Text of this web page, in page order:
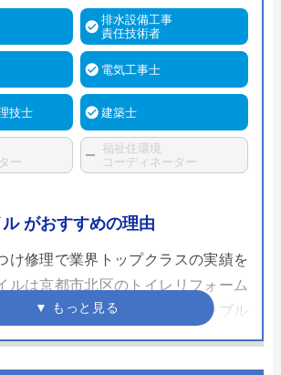
排水設備工事
責任技術者
電気工事士
技士 建築士
ー
福祉住環境
コーディネーター
がおすすめの理由
け修理で業界トップクラスの実績を
ルは京都市北区のトイレリフォーム
ます。これまでの水まわりトラブル
験は非常に信頼できるものであり、